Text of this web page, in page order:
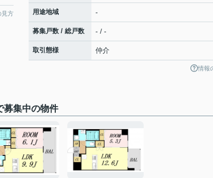
見方 用途地域 -
募集戸数 / 総戸数 - / -
取引態様 仲介
情報
集中の物件